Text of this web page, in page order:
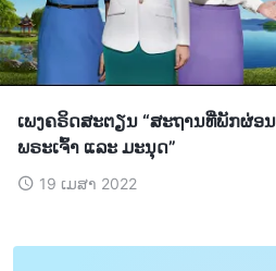
ເພງຄຣິດສະຕຽນ “ສະຖານທີ່ພັກຜ່ອ
ພຣະເຈົ້າ ແລະ ມະນຸດ”
19 ເມສາ 2022